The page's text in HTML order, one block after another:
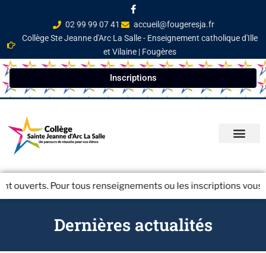
02 99 99 07 41
accueil@fougeresja.fr
Collège Ste Jeanne d'Arc La Salle - Enseignement catholique d'Ille
et Vilaine | Fougères
Inscriptions
Pour tous renseignements ou les inscriptions vous pouvez
Dernières actualités